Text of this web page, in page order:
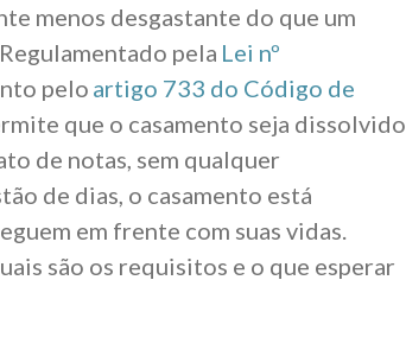
menos desgastante do que um
pela Lei nº
pelo artigo 733 do Código de
que o casamento seja dissolvido
de notas, sem qualquer
de dias, o casamento está
em frente com suas vidas.
são os requisitos e o que esperar